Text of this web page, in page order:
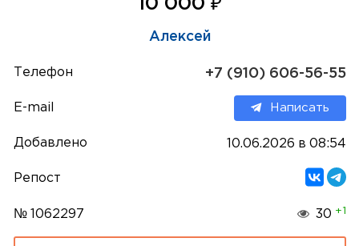
10 000
Алексей
Телефон +7 (910) 606-56-55
E-mail Написать
Добавлено 10.06.2026 в 08:54
Репост
№ 1062297 30 +1